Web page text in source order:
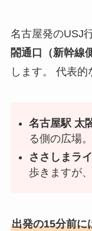
名古屋発のUSJ
閤通口（新幹線
します。 代表的
名古屋駅 太
る側の広場。
ささしまラ
歩きますが
出発の15分前に